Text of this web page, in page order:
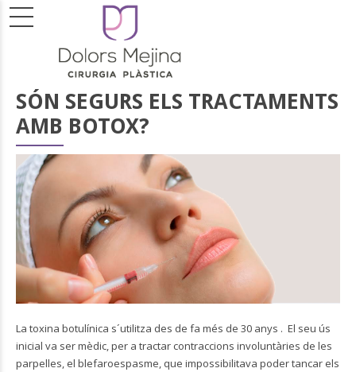
SÓN SEGURS ELS TRACTAMENTS
AMB BOTOX?
La toxina botulínica s´utilitza des de fa més de 30 anys . El seu ús
inicial va ser mèdic, per a tractar contraccions involuntàries de les
parpelles, el blefaroespasme, que impossibilitava poder tancar els